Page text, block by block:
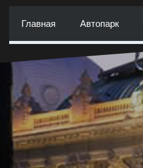
Главная Автопарк